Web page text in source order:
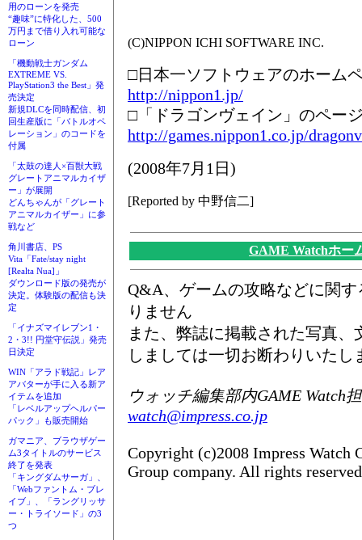
用のローンを発売
“趣味”に特化した、500
万円まで借り入れ可能な
ローン
「機動戦士ガンダム
EXTREME VS.
PlayStation3 the Best」発
売決定
新規DLCを同時配信、初
回生産版に「バトルオペ
レーション」のコードを
付属
「太鼓の達人×百獣大戦
グレートアニマルカイザ
ー」が展開
どんちゃんが「グレート
アニマルカイザー」に参
戦など
角川書店、PS
Vita「Fate/stay night
[Realta Nua]」
ダウンロード版の発売が
決定。体験版の配信も決
定
「イナズマイレブン1・
2・3!! 円堂守伝説」発売
日決定
WIN「アラド戦記」レア
アバターが手に入る新ア
イテムを追加
「レベルアップヘルパー
パック」も販売開始
ガマニア、ブラウザゲー
ム3タイトルのサービス
終了を発表
「キングダムサーガ」、
「Webファントム・ブレ
イブ」、「ラングリッサ
ー・トライソード」の3
つ
(C)NIPPON ICHI SOFTWARE INC.
□日本一ソフトウェアのホーム
http://nippon1.jp/
□「ドラゴンヴェイン」のペー
http://games.nippon1.co.jp/
(2008年7月1日)
[Reported by 中野信二]
GAME Watchホー
Q&A、ゲームの攻略などに関
りません
また、弊誌に掲載された写真
しましては一切お断わりいたし
ウォッチ編集部内GAME Watch
watch@impress.co.jp
Copyright (c)2008 Impress Watch
Group company. All rights